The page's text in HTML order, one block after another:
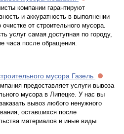
компании гарантируют
и аккуратность в выполнении
очистке от строительного мусора.
услуг самая доступная по городу,
часа после обращения.
мусора Газель
предоставляет услуги вывоза
мусора в Липецке. У нас вы
вывоз любого ненужного
оставшихся после
материалов и иные виды